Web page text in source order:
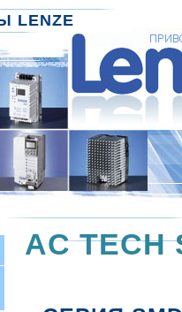
LENZE
AC TECH